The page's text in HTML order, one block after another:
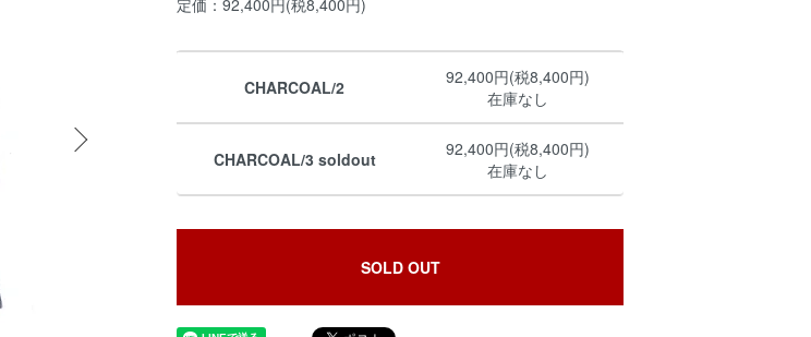
定価：92,400円(税8,400円)
CHARCOAL/2
92,400円(税8,400円)
在庫なし
CHARCOAL/3 soldout
92,400円(税8,400円)
在庫なし
SOLD OUT